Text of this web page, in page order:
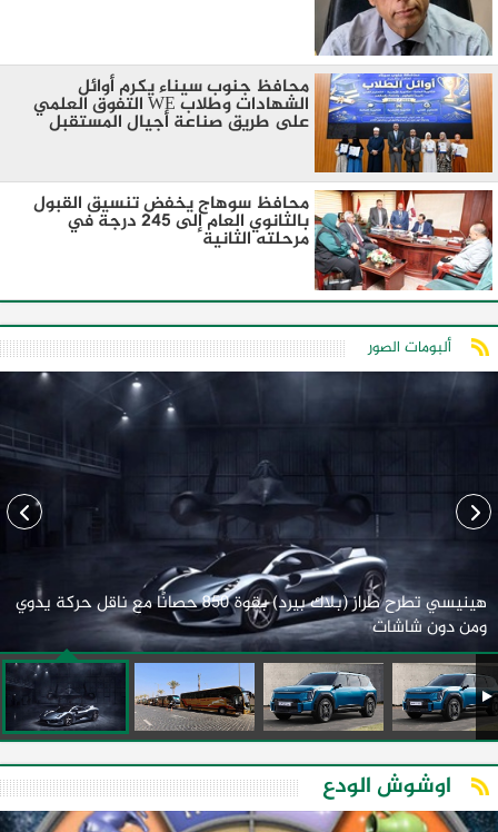
محافظ جنوب سيناء يكرم أوائل
الشهادات وطلاب WE التفوق العلمي
على طريق صناعة أجيال المستقبل
محافظ سوهاج يخفض تنسيق القبول
بالثانوي العام إلى 245 درجة في
مرحلته الثانية
ألبومات الصور
هينيسي تطرح طراز (بلاك بيرد) بقوة 850 حصانًا مع ناقل حركة يدوي
ومن دون شاشات
اوشوش الودع